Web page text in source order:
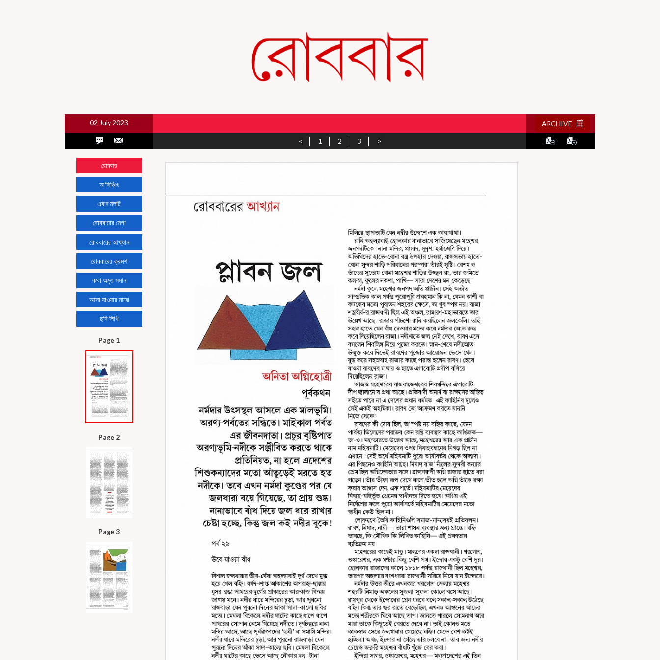
02 July 2023 ARCHIVE
< 1 2 3 >
রোববার
অ কিঞ্চিৎ
এবার মলাট
রোববারের মেগা
রোববারের আখ্যান
রোববারের ক্রমশ
কথা অমৃত সমান
আসা যাওয়ার মাঝে
ছবি লিখি
Page 1
Page 2
Page 3